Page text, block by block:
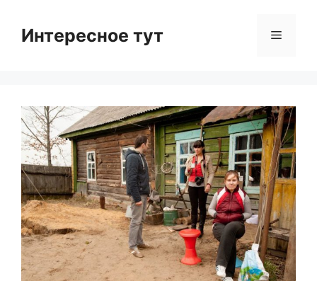
contentИнтересное тут Menu